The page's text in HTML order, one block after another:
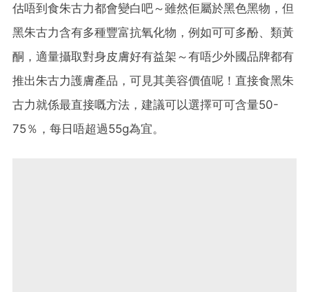
估唔到食朱古力都會變白吧～雖然佢屬於黑色黑物，但
黑朱古力含有多種豐富抗氧化物，例如可可多酚、類黃
酮，適量攝取對身皮膚好有益架～有唔少外國品牌都有
推出朱古力護膚產品，可見其美容價值呢！直接食黑朱
古力就係最直接嘅方法，建議可以選擇可可含量50-
75％，每日唔超過55g為宜。